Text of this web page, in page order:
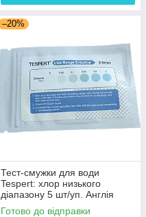
–20%
Тест-смужки для води
Tespert: хлор низького
діапазону 5 шт/уп. Англія
Готово до відправки